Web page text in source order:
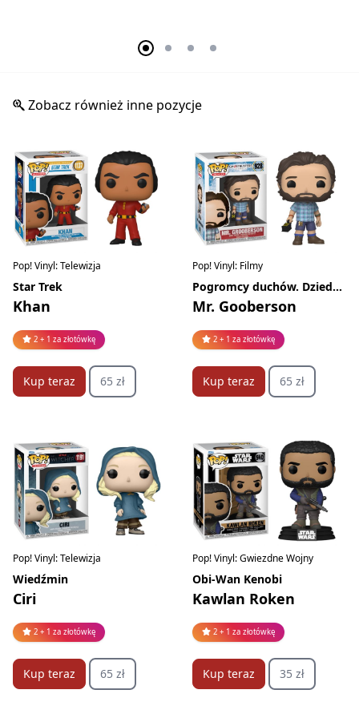
Zobacz również inne pozycje
Pop! Vinyl: Telewizja
Star Trek
Khan
2 + 1 za złotówkę
Kup teraz 65 zł
Pop! Vinyl: Filmy
Pogromcy duchów. Dziedzictwo
Mr. Gooberson
2 + 1 za złotówkę
Kup teraz 65 zł
Pop! Vinyl: Telewizja
Wiedźmin
Ciri
2 + 1 za złotówkę
Kup teraz 65 zł
Pop! Vinyl: Gwiezdne Wojny
Obi-Wan Kenobi
Kawlan Roken
2 + 1 za złotówkę
Kup teraz 35 zł